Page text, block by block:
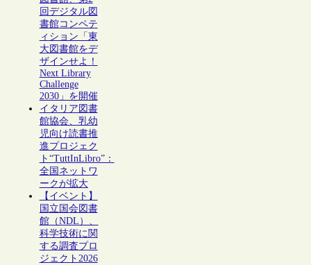
回デジタル図
書館コンペテ
ィション「東
大図書館をデ
ザインせよ！
Next Library
Challenge
2030」を開催
イタリア図書
館協会、乳幼
児向け読書推
進プロジェク
ト“TuttInLibro”：
全国ネットワ
ークが拡大
【イベント】
国立国会図書
館（NDL）、
科学技術に関
する調査プロ
ジェクト2026